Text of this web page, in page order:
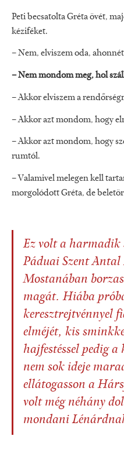
Peti becsatolta Gréta övét,
kéziféket.
– Nem, elviszem oda,
– Nem mondom meg, hol
– Akkor elviszem a
– Akkor azt mondom, hogy
– Akkor azt mondom, hogy
rumtól.
– Valamivel melegen kell
morgolódott Gréta, de
Ez volt a harmadik
Páduai Szent
Mostanában
magát. Hiába
keresztrejtvénnyel
elméjét, kis
hajfestéssel pedig
nem sok ideje
ellátogasson a
volt még néhány
mondani